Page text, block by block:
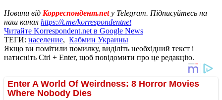
Новини від Корреспондент.netу Telegram. Підписуйтесь на
наш канал https://t.me/korrespondentnet
Читайте Korrespondent.net в Google News
ТЕГИ: население, Кабмин Украины
Якщо ви помітили помилку, виділіть необхідний текст і
натисніть Ctrl + Enter, щоб повідомити про це редакцію.